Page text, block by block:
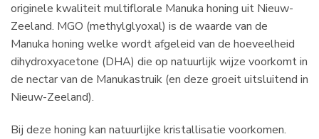
originele kwaliteit multiflorale Manuka honing uit Nieuw-
Zeeland. MGO (methylglyoxal) is de waarde van de
Manuka honing welke wordt afgeleid van de hoeveelheid
dihydroxyacetone (DHA) die op natuurlijk wijze voorkomt in
de nectar van de Manukastruik (en deze groeit uitsluitend in
Nieuw-Zeeland).
Bij deze honing kan natuurlijke kristallisatie voorkomen.